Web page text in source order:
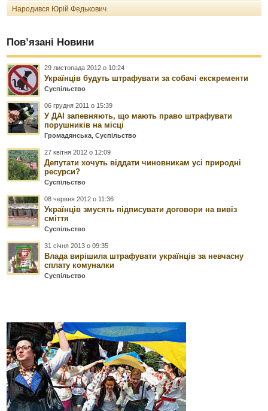
Народився Юрій Федькович
Пов’язані Новини
29 листопада 2012 о 10:24
Українців будуть штрафувати за собачі екскременти
Суспільство
06 грудня 2011 о 15:39
У ДАІ запевняють, що мають право штрафувати
порушників на місці
Громадянська ,Суспільство
27 квітня 2012 о 12:09
Депутати хочуть віддати чиновникам усі природні
ресурси?
Суспільство
08 червня 2012 о 11:36
Українців змусять підписувати договори на вивіз
сміття
Суспільство
31 січня 2013 о 09:35
Влада вирішила штрафувати українців за невчасну
сплату комуналки
Суспільство